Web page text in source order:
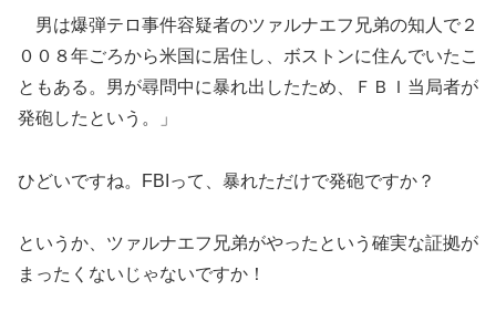
男は爆弾テロ事件容疑者のツァルナエフ兄弟の知人で２
００８年ごろから米国に居住し、ボストンに住んでいたこ
ともある。男が尋問中に暴れ出したため、ＦＢＩ当局者が
発砲したという。」
ひどいですね。FBIって、暴れただけで発砲ですか？
というか、ツァルナエフ兄弟がやったという確実な証拠が
まったくないじゃないですか！